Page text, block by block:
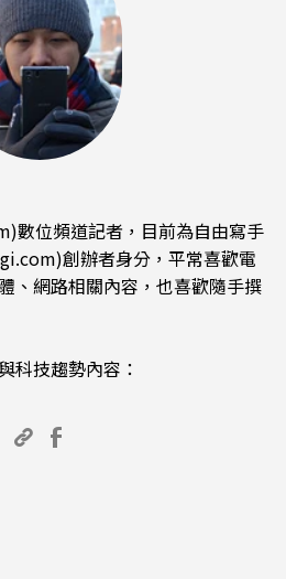
數位頻道記者，目前為自由寫手
創辦者身分，平常喜歡電
、網路相關內容，也喜歡隨手撰
科技趨勢內容：